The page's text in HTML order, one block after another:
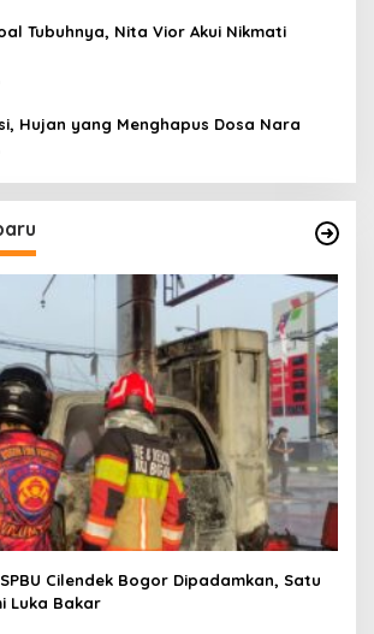
Tubuhnya, Nita Vior Akui Nikmati
Hujan yang Menghapus Dosa Nara
Cilendek Bogor Dipadamkan, Satu
Luka Bakar